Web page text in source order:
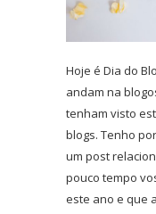
Hoje é Dia do
andam na
tenham visto
blogs. Tenho
um post
pouco tempo
este ano e que